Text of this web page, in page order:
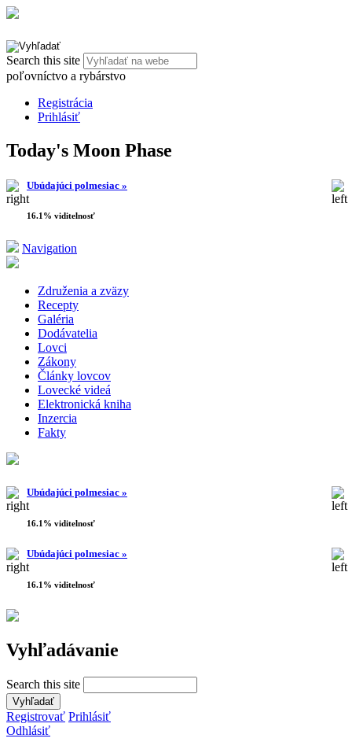
Search this site
poľovníctvo a rybárstvo
Registrácia
Prihlásiť
Today's Moon Phase
Ubúdajúci polmesiac »
16.1% viditelnosť
Navigation
Združenia a zväzy
Recepty
Galéria
Dodávatelia
Lovci
Zákony
Články lovcov
Lovecké videá
Elektronická kniha
Inzercia
Fakty
Ubúdajúci polmesiac »
16.1% viditelnosť
Ubúdajúci polmesiac »
16.1% viditelnosť
Vyhľadávanie
Search this site
Registrovať Prihlásiť
Odhlásiť